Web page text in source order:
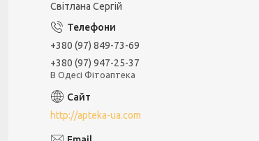
Світлана Сергій
+380 (97) 849-73-69
+380 (97) 947-25-37
В Одесі Фітоаптека
http://apteka-ua.com